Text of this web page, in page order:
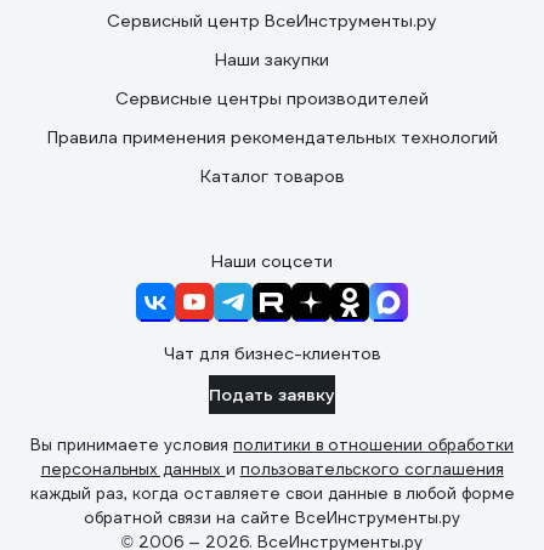
Сервисный центр ВсеИнструменты.ру
Наши закупки
Сервисные центры производителей
Правила применения рекомендательных технологий
Каталог товаров
Наши соцсети
Чат для бизнес-клиентов
Подать заявку
Вы принимаете условия политики в отношении обработки
персональных данных и пользовательского соглашения
каждый раз, когда оставляете свои данные в любой форме
обратной связи на сайте ВсеИнструменты.ру
© 2006 — 2026. ВсеИнструменты.ру